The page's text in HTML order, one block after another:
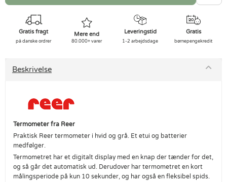
Gratis fragt
på danske ordrer
Mere end
80.000+ varer
Leveringstid
1-2 arbejdsdage
Gratis
børnepengekredit
Beskrivelse
Termometer fra Reer
Praktisk Reer termometer i hvid og grå. Et etui og batterier
medfølger.
Termometret har et digitalt display med en knap der tænder for det,
og så går det automatisk ud. Derudover har termometret en kort
målingsperiode på kun 10 sekunder, og har også en fleksibel spids.